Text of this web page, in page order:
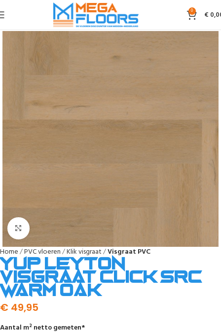
0 €
Home PVC vloeren Klik visgraat Visgraat PVC
YUP Leyton
visgraat click SRC
warm oak
€ 49,95
Aantal m² netto gemeten*
Afbeelding vergroten